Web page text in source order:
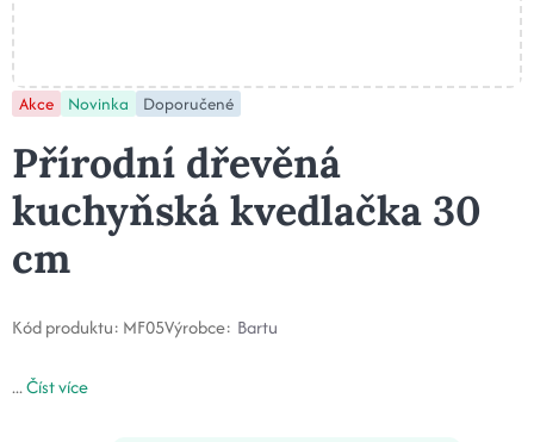
Akce Novinka Doporučené
Přírodní dřevěná
kuchyňská kvedlačka 30
cm
Kód produktu: MF05Výrobce: Bartu
...Číst více